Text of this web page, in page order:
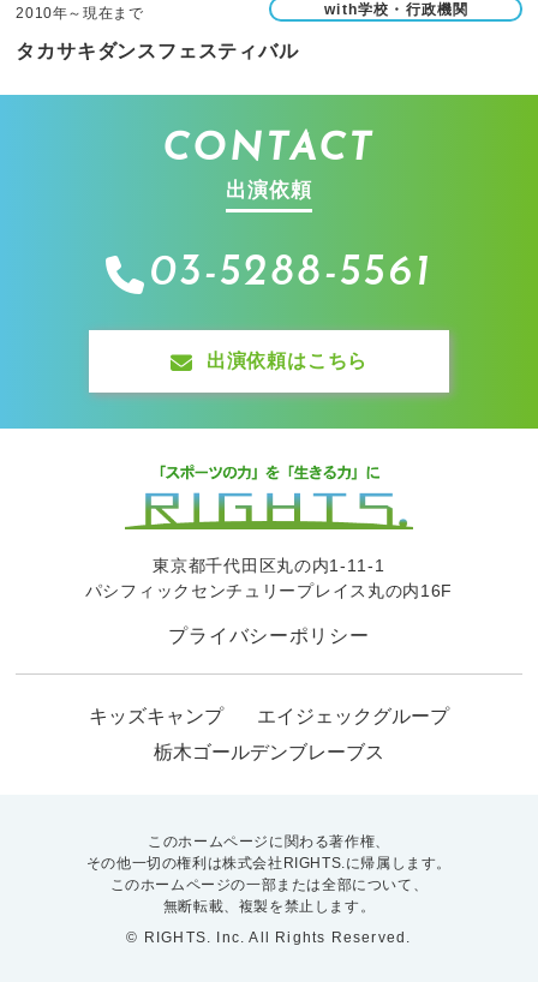
2010年～現在まで with学校・行政機関
タカサキダンスフェスティバル
CONTACT
出演依頼
03-5288-5561
出演依頼はこちら
東京都千代田区丸の内1-11-1
パシフィックセンチュリープレイス丸の内16F
プライバシーポリシー
キッズキャンプ
エイジェックグループ
栃木ゴールデンブレーブス
このホームページに関わる著作権、
その他一切の権利は株式会社RIGHTS.に帰属します。
このホームページの一部または全部について、
無断転載、複製を禁止します。
© RIGHTS. Inc. All Rights Reserved.